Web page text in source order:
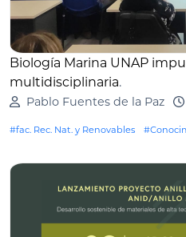
Biología Marina UNAP
multidisciplinaria.
Pablo Fuentes de la Paz
#fac. Rec. Nat. y Renovables